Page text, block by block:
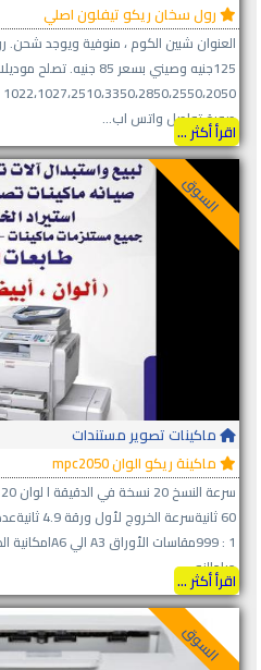
رول سخان ريكو تيفلون اصلي
125جنيه وصيني بسعر 85 جنيه. تصلح
صورة تواصل واتس اب...
اقرأ أكثر ...
السوق
ماكينات تصوير مستندات
ماكينة ريكو الوان mpc2050
60
جرامالزو...
اقرأ أكثر ...
السوق